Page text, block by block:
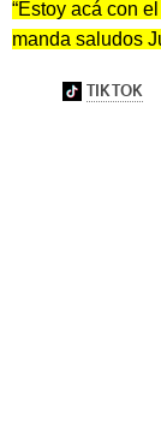
“Estoy acá con
manda saludos